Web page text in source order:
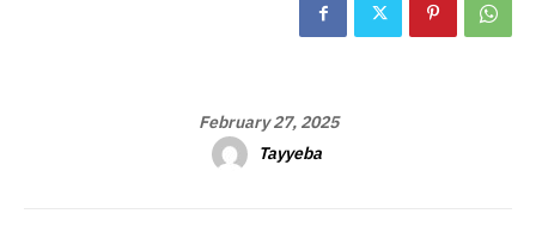
February 27, 2025
Tayyeba